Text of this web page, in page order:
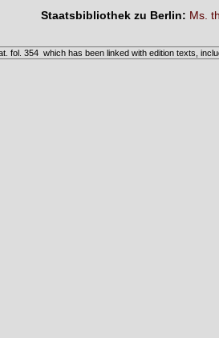
Staatsbibliothek zu Berlin: Ms.